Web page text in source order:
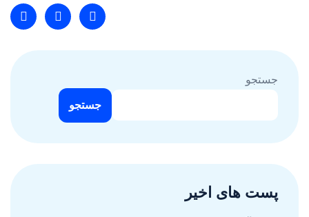
جستجو
جستجو
پست های اخیر